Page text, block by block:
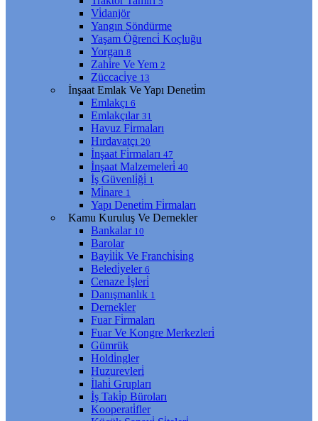
Vi̇danjör
Yangın Söndürme
Yaşam Öğrenci̇ Koçluğu
Yorgan 8
Zahi̇re Ve Yem 2
Züccaci̇ye 13
İnşaat Emlak Ve Yapı Deneti̇m
Emlakçı 6
Emlakçılar 31
Havuz Fi̇rmaları
Hırdavatçı 20
İnşaat Fi̇rmaları 47
İnşaat Malzemeleri̇ 40
İş Güvenli̇ği̇ 1
Mi̇nare 1
Yapı Deneti̇m Fi̇rmaları
Kamu Kuruluş Ve Dernekler
Bankalar 10
Barolar
Bayi̇li̇k Ve Franchi̇si̇ng
Beledi̇yeler 6
Cenaze İşleri̇
Danışmanlık 1
Dernekler
Fuar Fi̇rmaları
Fuar Ve Kongre Merkezleri̇
Gümrük
Holdi̇ngler
Huzurevleri̇
İlahi̇ Grupları
İş Taki̇p Büroları
Kooperati̇fler